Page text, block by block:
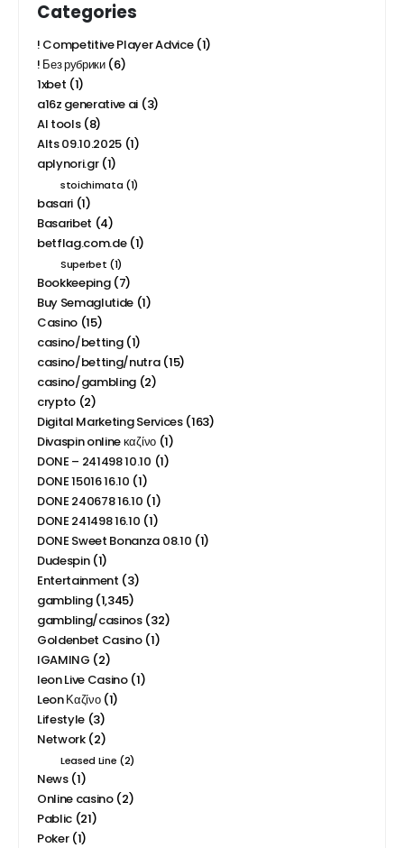
Categories
! Competitive Player Advice(1)
! Без рубрики(6)
1xbet (1)
a16z generative ai (3)
AI tools(8)
Alts 09.10.2025 (1)
aplynori.gr(1)
stoichimata (1)
basari (1)
Basaribet (4)
betflag.com.de(1)
Superbet (1)
Bookkeeping(7)
Buy Semaglutide (1)
Casino (15)
casino/betting(1)
casino/betting/nutra(15)
casino/gambling (2)
crypto (2)
Digital Marketing Services(163)
Divaspin online καζίνο(1)
DONE – 241498 10.10 (1)
DONE 15016 16.10 (1)
DONE 240678 16.10 (1)
DONE 241498 16.10 (1)
DONE Sweet Bonanza 08.10 (1)
Dudespin(1)
Entertainment (3)
gambling(1,345)
gambling/casinos(32)
Goldenbet Casino(1)
IGAMING (2)
leon Live Casino(1)
Leon Καζίνο(1)
Lifestyle (3)
Network(2)
Leased Line (2)
News(1)
Online casino(2)
Pablic (21)
Poker(1)